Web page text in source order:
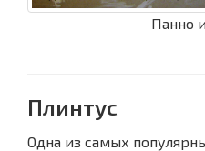
Панно
Плинтус
Одна из самых